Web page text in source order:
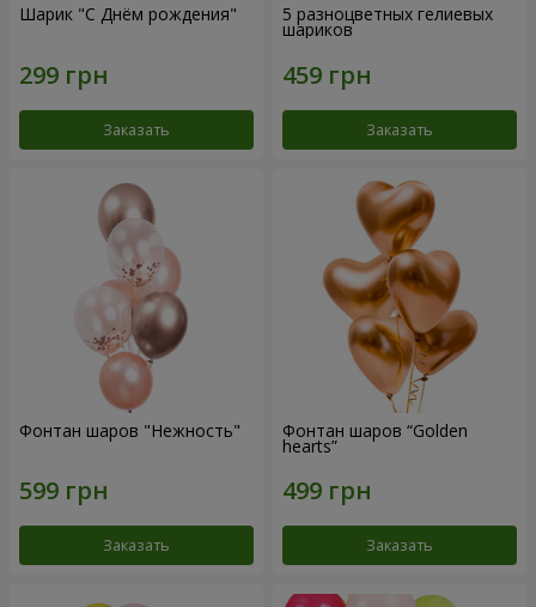
Шарик "С Днём рождения"
Заказать
5 разноцветных гелиевых
шариков
Заказать
Фонтан шаров "Нежность"
Заказать
Фонтан шаров “Golden
hearts”
Заказать